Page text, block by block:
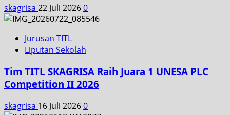
skagrisa 22 Juli 20260
Jurusan TITL
Liputan Sekolah
Tim TITL SKAGRISA Raih Juara 1 UNESA PLC
Competition II 2026
skagrisa 16 Juli 20260